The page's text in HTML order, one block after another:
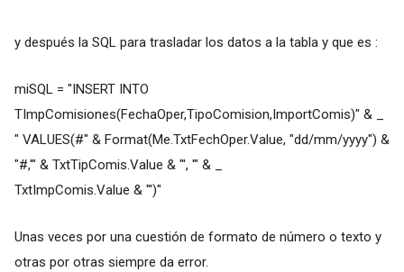
y después la SQL para trasladar los datos a la tabla y que es :
miSQL = "INSERT INTO
TImpComisiones(FechaOper,TipoComision,ImportComis)" & _
" VALUES(#" & Format(Me.TxtFechOper.Value, "dd/mm/yyyy") &
"#,'" & TxtTipComis.Value & "', '" & _
TxtImpComis.Value & "')"
Unas veces por una cuestión de formato de número o texto y
otras por otras siempre da error.